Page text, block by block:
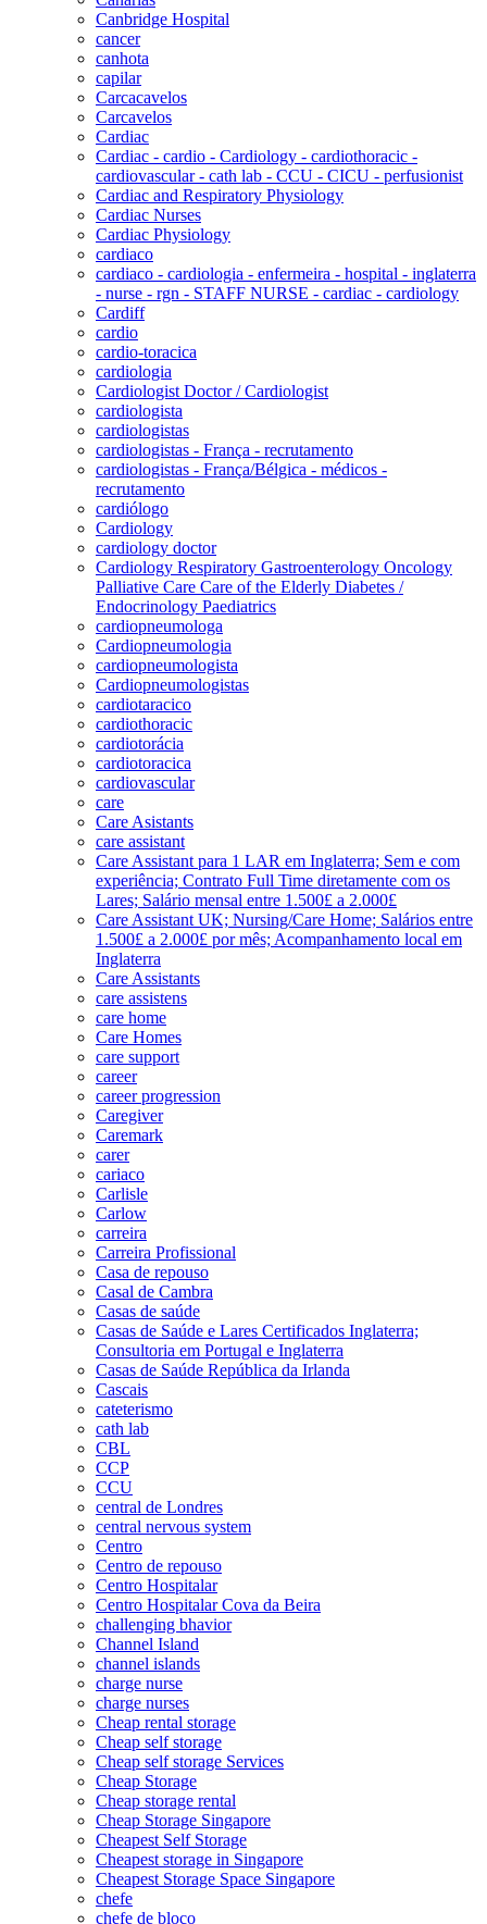
Canbridge Hospital
cancer
canhota
capilar
Carcacavelos
Carcavelos
Cardiac
Cardiac - cardio - Cardiology - cardiothoracic -
cardiovascular - cath lab - CCU - CICU - perfusionist
Cardiac and Respiratory Physiology
Cardiac Nurses
Cardiac Physiology
cardiaco
cardiaco - cardiologia - enfermeira - hospital - inglaterra
- nurse - rgn - STAFF NURSE - cardiac - cardiology
Cardiff
cardio
cardio-toracica
cardiologia
Cardiologist Doctor / Cardiologist
cardiologista
cardiologistas
cardiologistas - França - recrutamento
cardiologistas - França/Bélgica - médicos -
recrutamento
cardiólogo
Cardiology
cardiology doctor
Cardiology Respiratory Gastroenterology Oncology
Palliative Care Care of the Elderly Diabetes /
Endocrinology Paediatrics
cardiopneumologa
Cardiopneumologia
cardiopneumologista
Cardiopneumologistas
cardiotaracico
cardiothoracic
cardiotorácia
cardiotoracica
cardiovascular
care
Care Asistants
care assistant
Care Assistant para 1 LAR em Inglaterra; Sem e com
experiência; Contrato Full Time diretamente com os
Lares; Salário mensal entre 1.500£ a 2.000£
Care Assistant UK; Nursing/Care Home; Salários entre
1.500£ a 2.000£ por mês; Acompanhamento local em
Inglaterra
Care Assistants
care assistens
care home
Care Homes
care support
career
career progression
Caregiver
Caremark
carer
cariaco
Carlisle
Carlow
carreira
Carreira Profissional
Casa de repouso
Casal de Cambra
Casas de saúde
Casas de Saúde e Lares Certificados Inglaterra;
Consultoria em Portugal e Inglaterra
Casas de Saúde República da Irlanda
Cascais
cateterismo
cath lab
CBL
CCP
CCU
central de Londres
central nervous system
Centro
Centro de repouso
Centro Hospitalar
Centro Hospitalar Cova da Beira
challenging bhavior
Channel Island
channel islands
charge nurse
charge nurses
Cheap rental storage
Cheap self storage
Cheap self storage Services
Cheap Storage
Cheap storage rental
Cheap Storage Singapore
Cheapest Self Storage
Cheapest storage in Singapore
Cheapest Storage Space Singapore
chefe
chefe de bloco